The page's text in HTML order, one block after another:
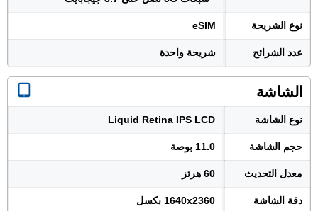
نوع الشريحة eSIM
عدد الشرائح شريحة واحدة
الشاشة
نوع الشاشة Liquid Retina IPS LCD
حجم الشاشة 11.0 بوصة
معدل التحديث 60 هرتز
دقة الشاشة 1640x2360 بكسل